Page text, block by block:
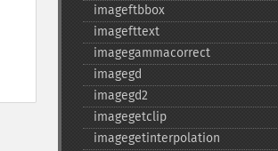
imageftbbox
imagefttext
imagegammacorrect
imagegd
imagegd2
imagegetclip
imagegetinterpolation